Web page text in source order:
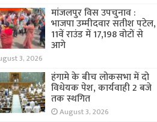
मांजलपुर विस उपचुनाव :
भाजपा उम्मीदवार सतीश पटेल,
11वें राउंड में 17,198 वोटों से
आगे
3, 2026
हंगामे के बीच लोकसभा में दो
विधेयक पेश, कार्यवाही 2 बजे
तक स्थगित
August 3, 2026